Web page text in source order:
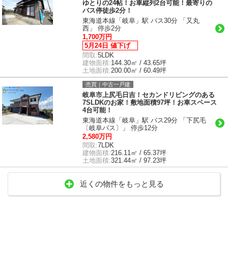
ゆとりの24帖！お車縦列2台可能！最寄りの
バス停徒歩2分！
東海道本線「岐阜」駅 バス30分 「又丸
西」 停歩2分
1,700万円
5月24日 値下げ
間取:5LDK
建物面積:144.30㎡ / 43.65坪
土地面積:200.00㎡ / 60.49坪
売買｜中古一戸建
岐阜市上尻毛日吉！セカンドリビングのある
7SLDKのお家！敷地面積97坪！お車スペース
4台可能！
東海道本線「岐阜」駅 バス29分 「下尻毛
〔岐阜バス〕」 停歩12分
2,580万円
間取:7LDK
建物面積:216.11㎡ / 65.37坪
土地面積:321.44㎡ / 97.23坪
近くの物件をもっと見る